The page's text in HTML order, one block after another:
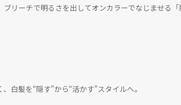
リーチで明るさを出してオンカラーでなじませる
白髪を“隠す”から“活かす”スタイルへ。